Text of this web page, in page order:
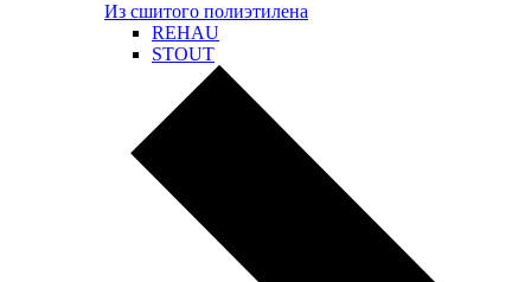
Из сшитого полиэтилена
REHAU
STOUT